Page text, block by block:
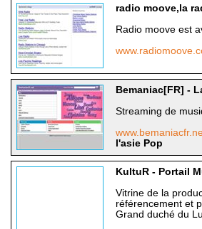
radio moove,la
Radio moove est
Bemaniac[FR] -
Streaming de
l'asie Pop
KultuR - Portail
Vitrine de la
référencement et
Grand duché du